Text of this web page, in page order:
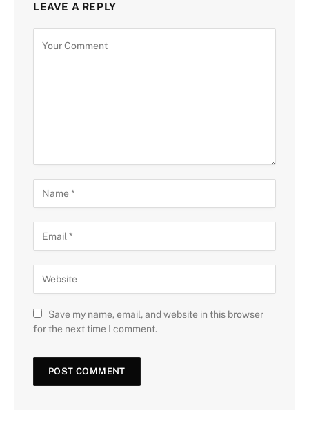
LEAVE A REPLY
Save my name, email, and website in this browser
for the next time I comment.